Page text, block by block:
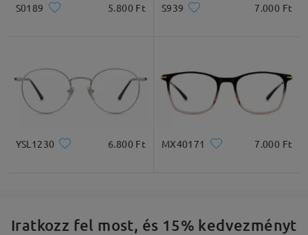
* Csak tájékoztató jellegű
S0189 5.800 Ft S939 7.000 Ft
YSL1230 6.800 Ft MX40171 7.000 Ft
Iratkozz fel most, és 15% kedvezményt